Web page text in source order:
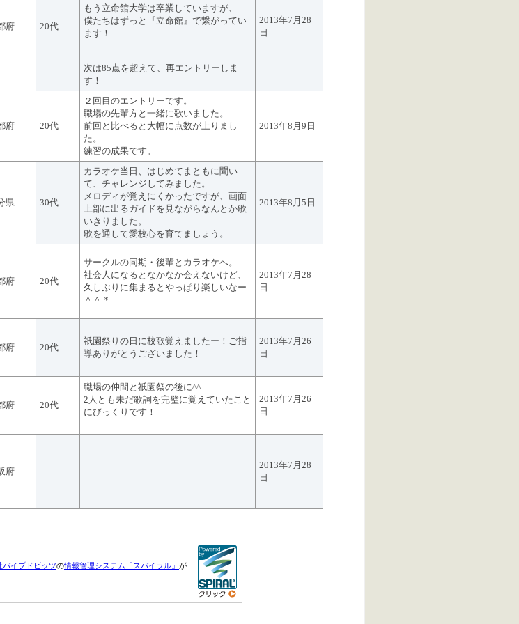
府 20代
もう立命館大学は卒業していますが、
僕たちはずっと『立命館』で繋がってい
ます！
次は85点を超えて、再エントリーしま
す！
2013年7月28
日
府 20代
２回目のエントリーです。
職場の先輩方と一緒に歌いました。
前回と比べると大幅に点数が上りまし
た。
練習の成果です。
2013年8月9日
県 30代
カラオケ当日、はじめてまともに聞い
て、チャレンジしてみました。
メロディが覚えにくかったですが、画面
上部に出るガイドを見ながらなんとか歌
いきりました。
歌を通して愛校心を育てましょう。
2013年8月5日
府 20代
サークルの同期・後輩とカラオケへ。
社会人になるとなかなか会えないけど、
久しぶりに集まるとやっぱり楽しいなー
＾＾＊
2013年7月28
日
府 20代
祇園祭りの日に校歌覚えましたー！ご指
導ありがとうございました！
2013年7月26
日
府 20代
職場の仲間と祇園祭の後に^^
2人とも未だ歌詞を完璧に覚えていたこと
にびっくりです！
2013年7月26
日
府
2013年7月28
日
パイプドビッツの情報管理システム「スパイラル」 が